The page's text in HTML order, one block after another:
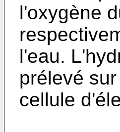
l'oxygène
l'eau.
prélevé
cellule